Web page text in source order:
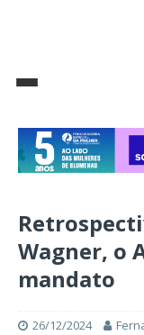
Wagner, o
mandato
26/12/2024